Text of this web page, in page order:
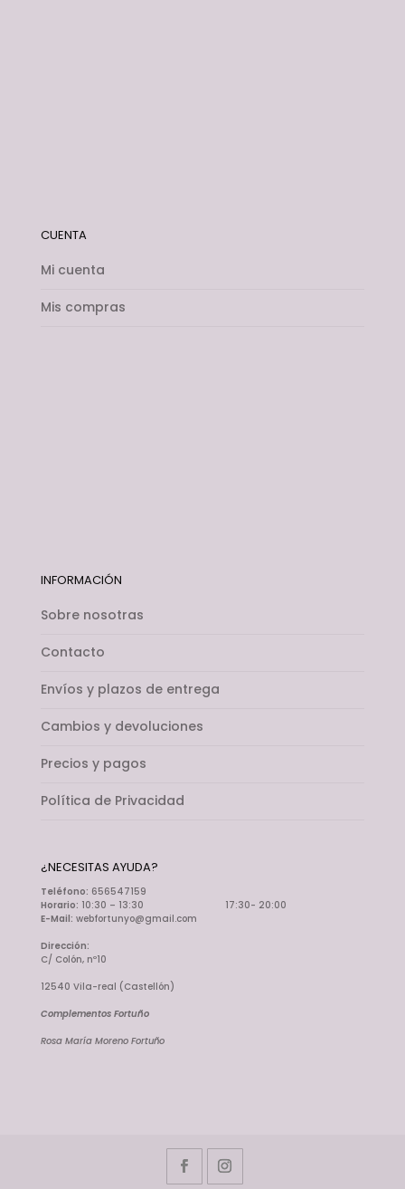
CUENTA
Mi cuenta
Mis compras
INFORMACIÓN
Sobre nosotras
Contacto
Envíos y plazos de entrega
Cambios y devoluciones
Precios y pagos
Política de Privacidad
¿NECESITAS AYUDA?
Teléfono: 656547159
Horario: 10:30 – 13:30 17:30- 20:00
E-Mail: webfortunyo@gmail.com
Dirección:
C/ Colón, nº10
12540 Vila-real (Castellón)
Complementos Fortuño
Rosa María Moreno Fortuño